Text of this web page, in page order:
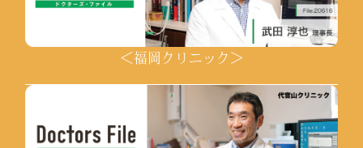
＜福岡クリニック＞